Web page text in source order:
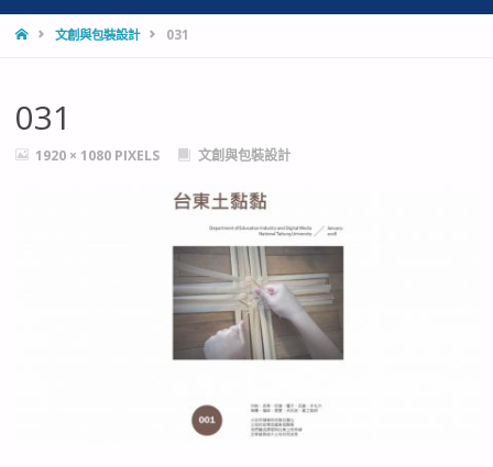
HOME文創與包裝設計 031
031
FULL1920 × 1080 PIXELS 文創與包裝設計